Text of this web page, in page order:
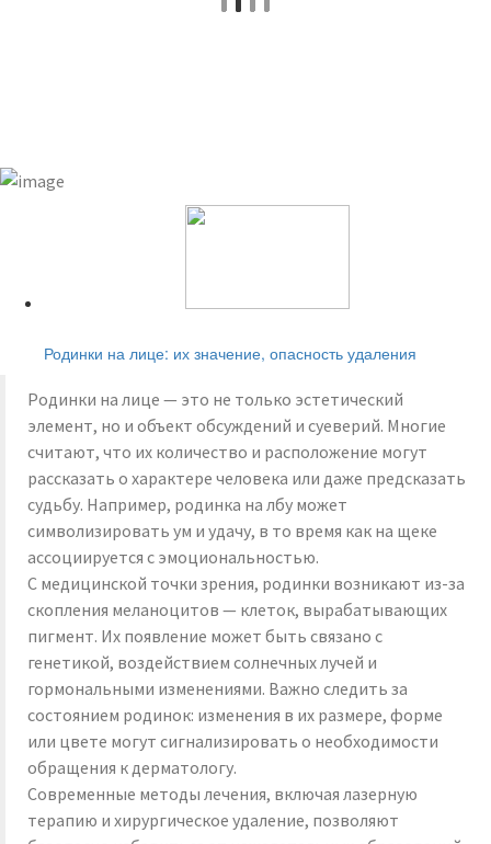
Родинки на лице: их значение, опасность удаления
Родинки на лице — это не только эстетический
элемент, но и объект обсуждений и суеверий. Многие
считают, что их количество и расположение могут
рассказать о характере человека или даже предсказать
судьбу. Например, родинка на лбу может
символизировать ум и удачу, в то время как на щеке
ассоциируется с эмоциональностью.
С медицинской точки зрения, родинки возникают из-за
скопления меланоцитов — клеток, вырабатывающих
пигмент. Их появление может быть связано с
генетикой, воздействием солнечных лучей и
гормональными изменениями. Важно следить за
состоянием родинок: изменения в их размере, форме
или цвете могут сигнализировать о необходимости
обращения к дерматологу.
Современные методы лечения, включая лазерную
терапию и хирургическое удаление, позволяют